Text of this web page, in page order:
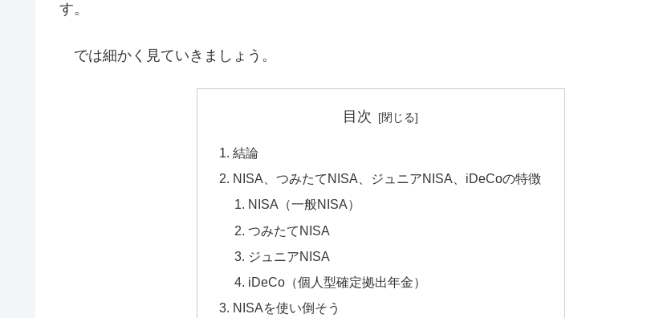
す。
では細かく見ていきましょう。
目次
結論
NISA、つみたてNISA、ジュニアNISA、iDeCoの特徴
NISA（一般NISA）
つみたてNISA
ジュニアNISA
iDeCo（個人型確定拠出年金）
NISAを使い倒そう